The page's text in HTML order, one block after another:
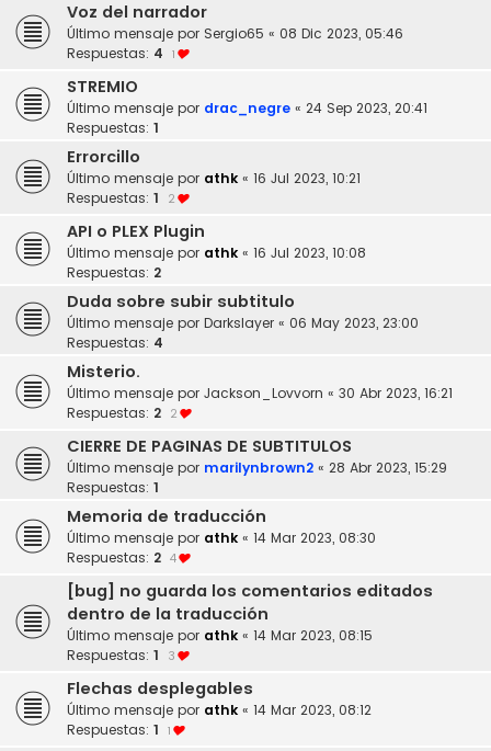
Voz del narrador
Último mensaje por Sergio65 « 08 Dic 2023, 05:46
Respuestas: 4 1
STREMIO
Último mensaje por drac_negre « 24 Sep 2023, 20:41
Respuestas: 1
Errorcillo
Último mensaje por athk « 16 Jul 2023, 10:21
Respuestas: 1 2
API o PLEX Plugin
Último mensaje por athk « 16 Jul 2023, 10:08
Respuestas: 2
Duda sobre subir subtitulo
Último mensaje por Darkslayer « 06 May 2023, 23:00
Respuestas: 4
Misterio.
Último mensaje por Jackson_Lovvorn « 30 Abr 2023, 16:21
Respuestas: 2 2
CIERRE DE PAGINAS DE SUBTITULOS
Último mensaje por marilynbrown2 « 28 Abr 2023, 15:29
Respuestas: 1
Memoria de traducción
Último mensaje por athk « 14 Mar 2023, 08:30
Respuestas: 2 4
[bug] no guarda los comentarios editados
dentro de la traducción
Último mensaje por athk « 14 Mar 2023, 08:15
Respuestas: 1 3
Flechas desplegables
Último mensaje por athk « 14 Mar 2023, 08:12
Respuestas: 1 1